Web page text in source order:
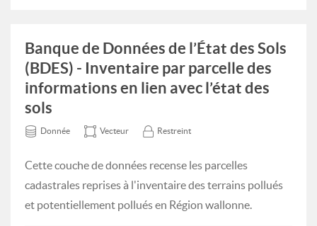
Banque de Données de l’État des Sols
(BDES) - Inventaire par parcelle des
informations en lien avec l’état des
sols
Donnée Vecteur Restreint
Cette couche de données recense les parcelles
cadastrales reprises à l'inventaire des terrains pollués
et potentiellement pollués en Région wallonne.